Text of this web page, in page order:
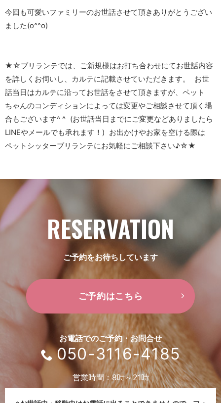
今回も可愛いファミリーのお世話させて頂きありがとうござい
ました(o^^o)
★☆ブリランテでは、ご新規様はお打ち合わせにてお世話内容
を詳しくお伺いし、カルテに記載させていただきます。 お世
話当日はカルテに沿ってお世話をさせて頂きますが、ペット
ちゃんのコンディションによっては変更やご相談させて頂く場
合もございます^ ^ (お世話当日までにご変更などありましたら
LINEやメールでも承れます！) お出かけやお家を空ける際は
ペットシッターブリランテにお気軽にご相談下さい♪☆★
RESERVATION
ご予約をお待ちしています
ご予約はこちら
お電話でのご予約・お問合せ
050-3116-4185
営業時間：8時～21時